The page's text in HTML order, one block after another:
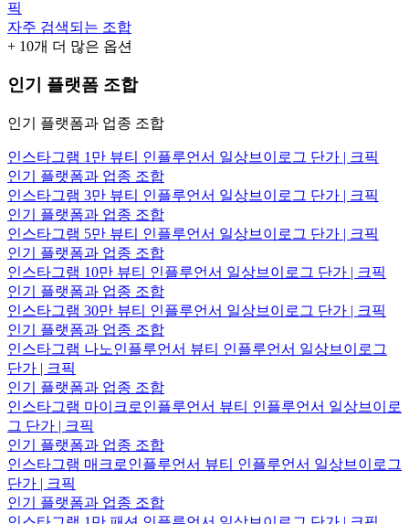
픽
자주 검색되는 조합
+ 10개 더 많은 옵션
인기 플랫폼 조합
인기 플랫폼과 업종 조합
인스타그램 1만 뷰티 인플루언서 일상브이로그 단가 | 크픽
인기 플랫폼과 업종 조합
인스타그램 3만 뷰티 인플루언서 일상브이로그 단가 | 크픽
인기 플랫폼과 업종 조합
인스타그램 5만 뷰티 인플루언서 일상브이로그 단가 | 크픽
인기 플랫폼과 업종 조합
인스타그램 10만 뷰티 인플루언서 일상브이로그 단가 | 크픽
인기 플랫폼과 업종 조합
인스타그램 30만 뷰티 인플루언서 일상브이로그 단가 | 크픽
인기 플랫폼과 업종 조합
인스타그램 나노인플루언서 뷰티 인플루언서 일상브이로그
단가 | 크픽
인기 플랫폼과 업종 조합
인스타그램 마이크로인플루언서 뷰티 인플루언서 일상브이로
그 단가 | 크픽
인기 플랫폼과 업종 조합
인스타그램 매크로인플루언서 뷰티 인플루언서 일상브이로그
단가 | 크픽
인기 플랫폼과 업종 조합